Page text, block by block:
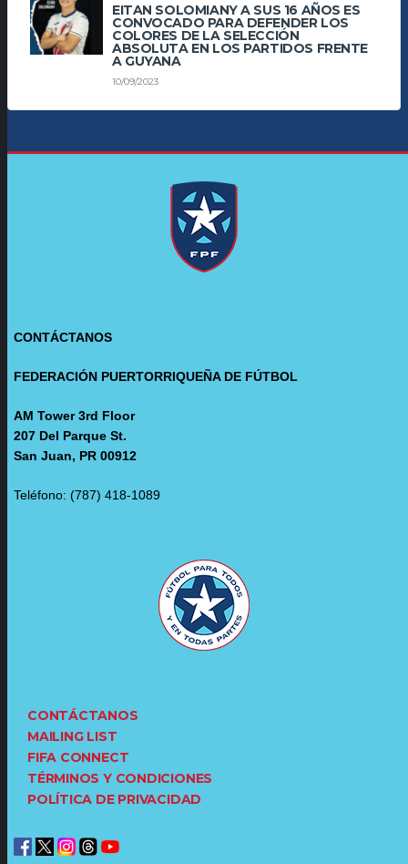
EITAN SOLOMIANY A SUS 16 AÑOS ES
CONVOCADO PARA DEFENDER LOS
COLORES DE LA SELECCIÓN
ABSOLUTA EN LOS PARTIDOS FRENTE
A GUYANA
10/09/2023
CONTÁCTANOS
FEDERACIÓN PUERTORRIQUEÑA DE FÚTBOL
AM Tower 3rd Floor
207 Del Parque St.
San Juan, PR 00912
Teléfono: (787) 418-1089
CONTÁCTANOS
MAILING LIST
FIFA CONNECT
TÉRMINOS Y CONDICIONES
POLÍTICA DE PRIVACIDAD